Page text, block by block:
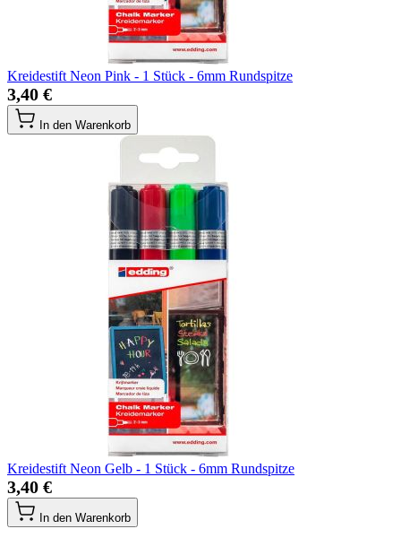
Kreidestift Neon Pink - 1 Stück - 6mm Rundspitze
3,40 €
In den Warenkorb
Kreidestift Neon Gelb - 1 Stück - 6mm Rundspitze
3,40 €
In den Warenkorb